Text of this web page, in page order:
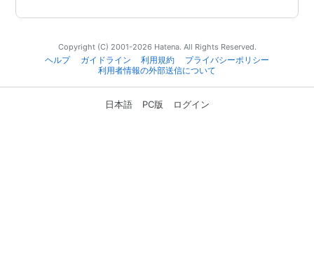
Copyright (C) 2001-2026 Hatena. All Rights Reserved.
ヘルプ
ガイドライン 利用規約
プライバシーポリシー
利用者情報の外部送信について
日本語 PC版 ログイン